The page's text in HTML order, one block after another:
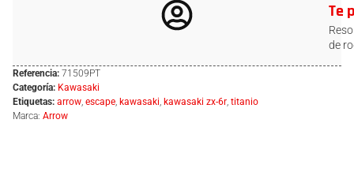
Te
de
Referencia: 71509PT
Categoría: Kawasaki
Etiquetas: arrow, escape, kawasaki, kawasaki zx-6r, titanio
Marca: Arrow